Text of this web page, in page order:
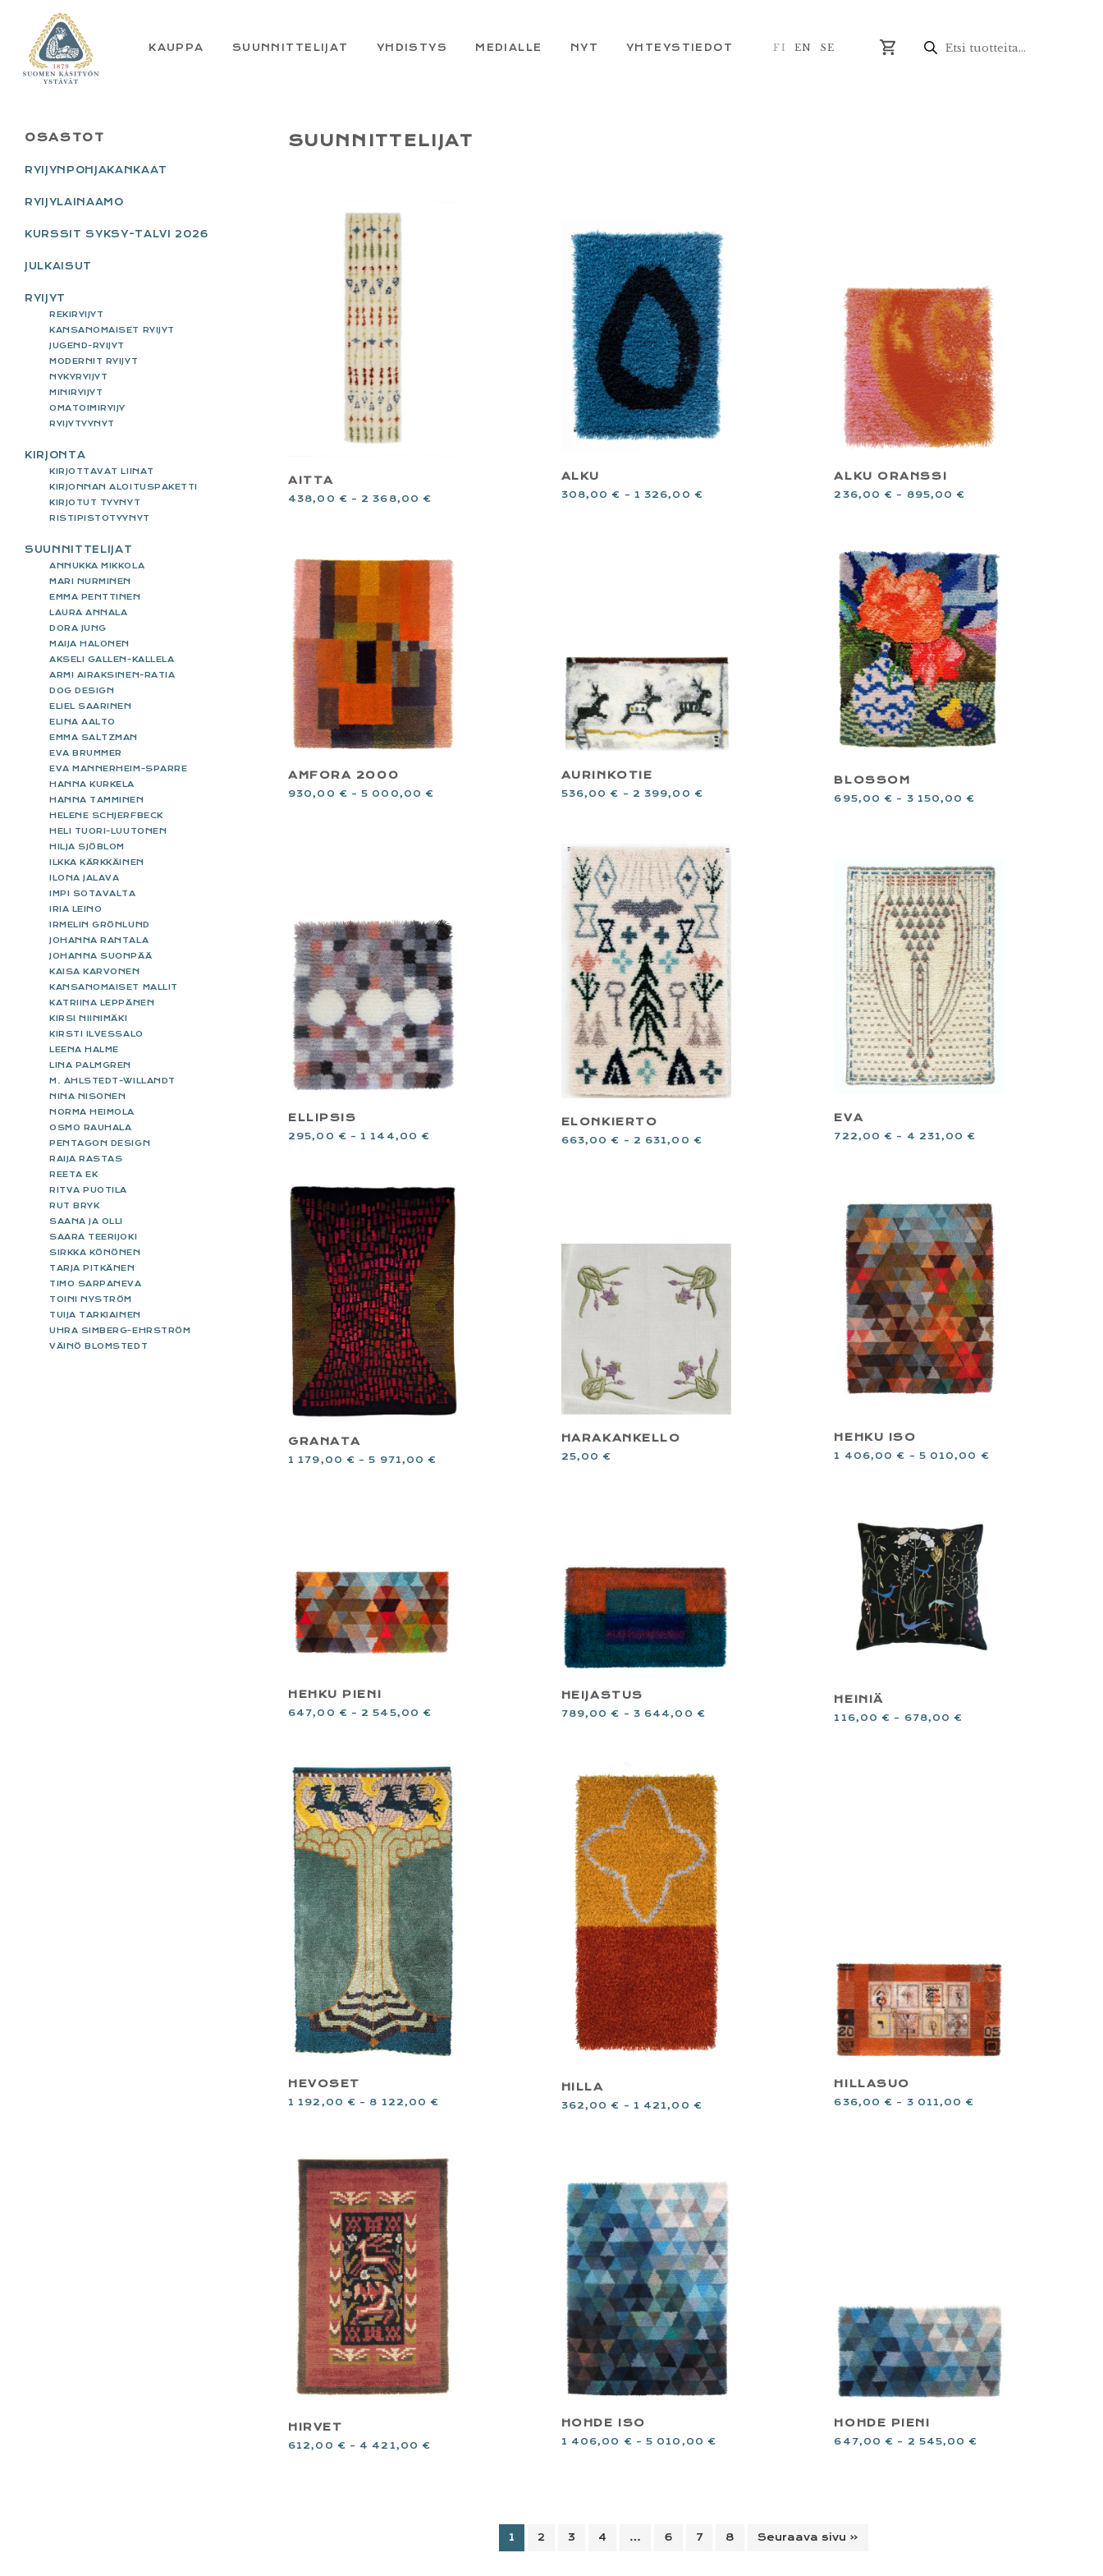
primary
navigation
content
primary
sidebar
footer
search
KAUPPA SUUNNITTELIJAT YHDISTYS MEDIALLE NYT YHTEYSTIEDOT FI EN SE
SUUNNITTELIJAT
AITTA
438,00 € – 2 368,00 €
ALKU
308,00 € – 1 326,00 €
ALKU ORANSSI
236,00 € – 895,00 €
AMFORA 2000
930,00 € –5 000,00 €
AURINKOTIE
536,00 € – 2 399,00 €
BLOSSOM
695,00 € – 3 150,00 €
ELLIPSIS
295,00 € – 1 144,00 €
ELONKIERTO
663,00 € – 2 631,00 €
EVA
722,00 € – 4 231,00 €
GRANATA
1 179,00 € –5 971,00 €
HARAKANKELLO
25,00 €
HEHKU ISO
1 406,00 € – 5 010,00 €
HEHKU PIENI
647,00 € – 2 545,00 €
HEIJASTUS
789,00 € – 3 644,00 €
HEINIÄ
116,00 € – 678,00 €
HEVOSET
1 192,00 € – 8 122,00 €
HILLA
362,00 € – 1 421,00 €
HILLASUO
636,00 € – 3 011,00 €
HIRVET
612,00 € – 4 421,00 €
HOHDE ISO
1 406,00 € –5 010,00 €
HOHDE PIENI
647,00 € – 2 545,00 €
1 2 3 4 … 6 7 8 Seuraava sivu «
PRIMARY
SIDEBAR
OSASTOT
RYIJYNPOHJAKANKAAT
RYIJYLAINAAMO
KURSSIT SYKSY-TALVI 2026
JULKAISUT
RYIJYT
REKIRYIJYT
KANSANOMAISET RYIJYT
JUGEND-RYIJYT
MODERNIT RYIJYT
NYKYRYIJYT
MINIRYIJYT
OMATOIMIRYIJY
RYIJYTYYNYT
KIRJONTA
KIRJOTTAVAT LIINAT
KIRJONNAN ALOITUSPAKETTI
KIRJOTUT TYYNYT
RISTIPISTOTYYNYT
SUUNNITTELIJAT
ANNUKKA MIKKOLA
MARI NURMINEN
EMMA PENTTINEN
LAURA ANNALA
DORA JUNG
MAIJA HALONEN
AKSELI GALLEN-KALLELA
ARMI AIRAKSINEN-RATIA
DOG DESIGN
ELIEL SAARINEN
ELINA AALTO
EMMA SALTZMAN
EVA BRUMMER
EVA MANNERHEIM-SPARRE
HANNA KURKELA
HANNA TAMMINEN
HELENE SCHJERFBECK
HELI TUORI-LUUTONEN
HILJA SJÖBLOM
ILKKA KÄRKKÄINEN
ILONA JALAVA
IMPI SOTAVALTA
IRIA LEINO
IRMELIN GRÖNLUND
JOHANNA RANTALA
JOHANNA SUONPÄÄ
KAISA KARVONEN
KANSANOMAISET MALLIT
KATRIINA LEPPÄNEN
KIRSI NIINIMÄKI
KIRSTI ILVESSALO
LEENA HALME
LINA PALMGREN
M. AHLSTEDT-WILLANDT
NINA NISONEN
NORMA HEIMOLA
OSMO RAUHALA
PENTAGON DESIGN
RAIJA RASTAS
REETA EK
RITVA PUOTILA
RUT BRYK
SAANA JA OLLI
SAARA TEERIJOKI
SIRKKA KÖNÖNEN
TARJA PITKÄNEN
TIMO SARPANEVA
TOINI NYSTRÖM
TUIJA TARKIAINEN
UHRA SIMBERG-EHRSTRÖM
VÄINÖ BLOMSTEDT